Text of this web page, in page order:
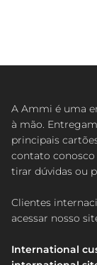
A Ammi é uma
à mão.
principais
contato conosco
tirar dúvidas ou
Clientes
acessar nosso
International